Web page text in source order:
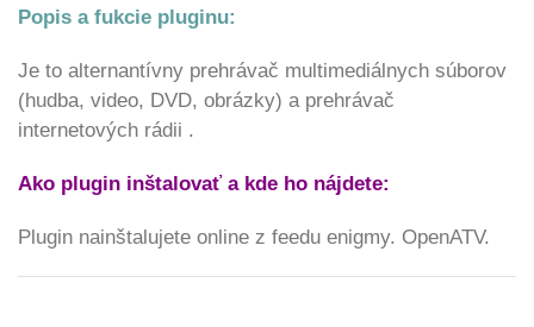
Popis a fukcie pluginu:
Je to alternantívny prehrávač multimediálnych súborov
(hudba, video, DVD, obrázky) a prehrávač
internetových rádii .
Ako plugin inštalovať a kde ho nájdete:
Plugin nainštalujete online z feedu enigmy. OpenATV.